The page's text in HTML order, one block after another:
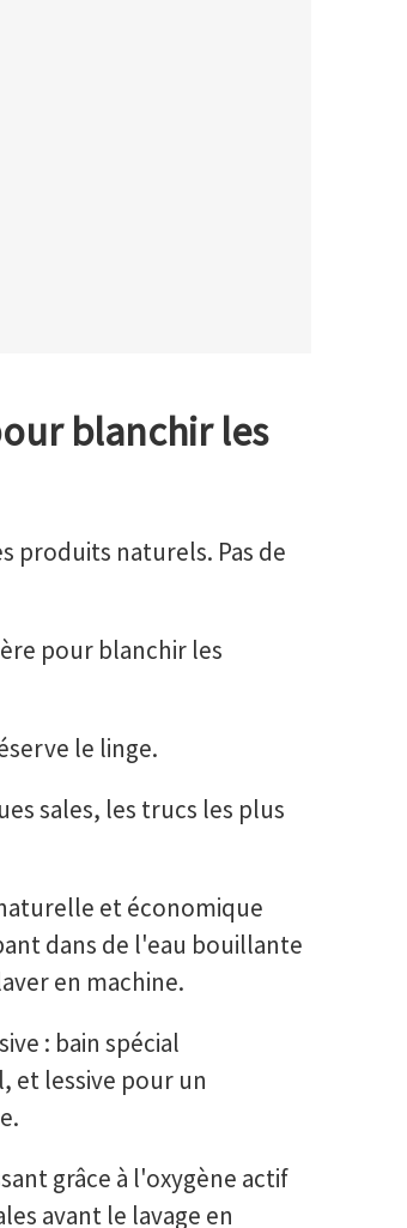
blanchir les
produits naturels. Pas de
pour blanchir les
le linge.
sales, les trucs les plus
et économique
dans de l'eau bouillante
en machine.
: bain spécial
et lessive pour un
grâce à l'oxygène actif
avant le lavage en